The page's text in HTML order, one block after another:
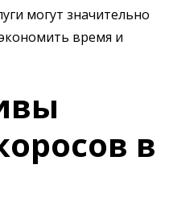
могут значительно
время и
в